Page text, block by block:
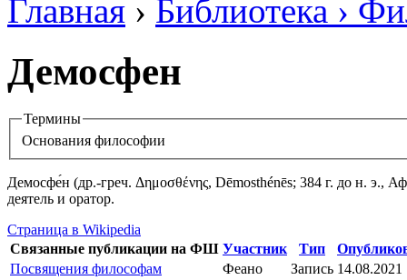
Главная › Библиотека ›
Демосфен
Термины
Основания философии
Демосфе́н (др.-греч. Δημοσθένης, Dēmosthénēs; 384 г. до н.
деятель и оратор.
Страница в Wikipedia
Связанные публикации на ФШ Участник Тип
Посвящения философам
Феано Запись 14.08.2021